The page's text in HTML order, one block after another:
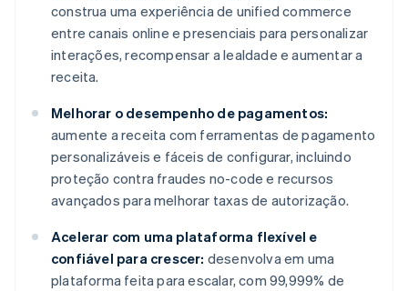
construa uma experiência de unified commerce
entre canais online e presenciais para personalizar
interações, recompensar a lealdade e aumentar a
receita.
Melhorar o desempenho de pagamentos:
aumente a receita com ferramentas de pagamento
personalizáveis e fáceis de configurar, incluindo
proteção contra fraudes no-code e recursos
avançados para melhorar taxas de autorização.
Acelerar com uma plataforma flexível e
confiável para crescer: desenvolva em uma
plataforma feita para escalar, com 99,999% de